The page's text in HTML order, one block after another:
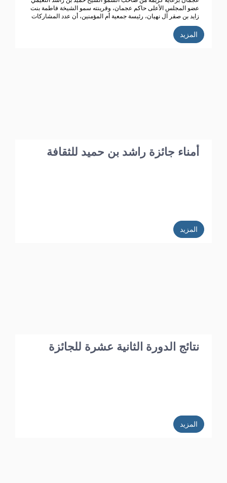
عضو المجلس الأعلى حاكم عجمان، وقرينته سمو الشيخة فاطمة بنت
زايد بن صقر آل نهيان، رئيسة جمعية أم المؤمنين، أن عدد المشاركات
متخصصين تم اختيارهم خلال الاجتماع الذي عقده مجلس أمناء الجائزة
المزيد
أمناء جائزة راشد بن حميد للثقافة
المزيد
نتائج الدورة الثانية عشرة للجائزة
المزيد